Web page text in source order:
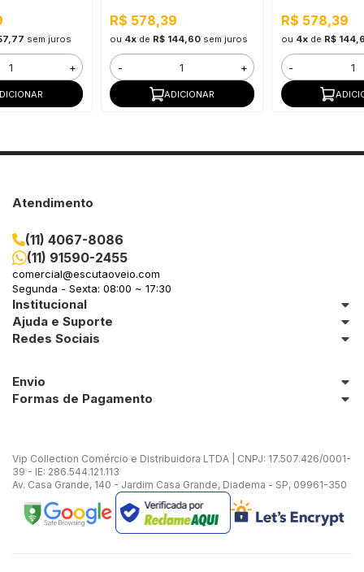
sem juros
+
R$ 578,39
ou 4x de R$ 144,60 sem juros
- +
ADICIONAR
R$ 578,39
ou 4xde R$
-
Atendimento
(11) 4067-8086
(11) 91590-2455
comercial@escutaoveio.com
Segunda - Sexta: 08:00 ~ 17:30
Institucional
Ajuda e Suporte
Redes Sociais
Envio
Formas de Pagamento
Vip Collection Comércio e Distribuidora LTDA | CNPJ: 17.507.426/0001-
39 - IE: 286.544.121.113
Av. Casa Grande, 140 - Jardim Casa Grande, Diadema - SP, 09961-350